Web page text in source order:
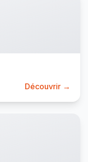
Découvrir →